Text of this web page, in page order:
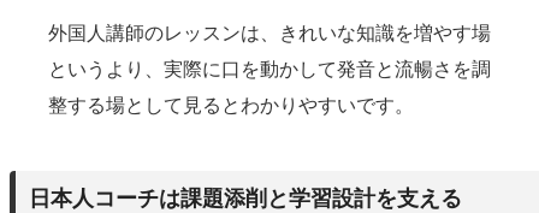
外国人講師のレッスンは、きれいな知識を増やす場
というより、実際に口を動かして発音と流暢さを調
整する場として見るとわかりやすいです。
日本人コーチは課題添削と学習設計を支える